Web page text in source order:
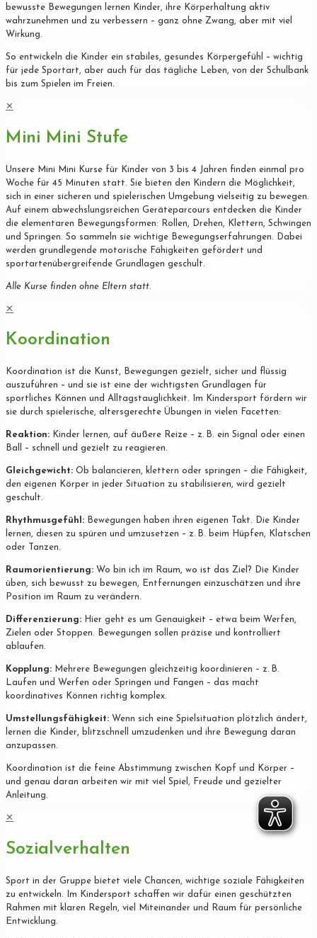
bewusste Bewegungen lernen Kinder, ihre Körperhaltung aktiv
wahrzunehmen und zu verbessern – ganz ohne Zwang, aber mit viel
Wirkung.
So entwickeln die Kinder ein stabiles, gesundes Körpergefühl – wichtig
für jede Sportart, aber auch für das tägliche Leben, von der Schulbank
bis zum Spielen im Freien.
✕
Mini Mini Stufe
Unsere Mini Mini Kurse für Kinder von 3 bis 4 Jahren finden einmal pro
Woche für 45 Minuten statt. Sie bieten den Kindern die Möglichkeit,
sich in einer sicheren und spielerischen Umgebung vielseitig zu bewegen.
Auf einem abwechslungsreichen Geräteparcours entdecken die Kinder
die elementaren Bewegungsformen: Rollen, Drehen, Klettern, Schwingen
und Springen. So sammeln sie wichtige Bewegungserfahrungen. Dabei
werden grundlegende motorische Fähigkeiten gefördert und
sportartenübergreifende Grundlagen geschult.
Alle Kurse finden ohne Eltern statt.
✕
Koordination
Koordination ist die Kunst, Bewegungen gezielt, sicher und flüssig
auszuführen – und sie ist eine der wichtigsten Grundlagen für
sportliches Können und Alltagstauglichkeit. Im Kindersport fördern wir
sie durch spielerische, altersgerechte Übungen in vielen Facetten:
Reaktion: Kinder lernen, auf äußere Reize – z. B. ein Signal oder einen
Ball – schnell und gezielt zu reagieren.
Gleichgewicht: Ob balancieren, klettern oder springen – die Fähigkeit,
den eigenen Körper in jeder Situation zu stabilisieren, wird gezielt
geschult.
Rhythmusgefühl: Bewegungen haben ihren eigenen Takt. Die Kinder
lernen, diesen zu spüren und umzusetzen – z. B. beim Hüpfen, Klatschen
oder Tanzen.
Raumorientierung: Wo bin ich im Raum, wo ist das Ziel? Die Kinder
üben, sich bewusst zu bewegen, Entfernungen einzuschätzen und ihre
Position im Raum zu verändern.
Differenzierung: Hier geht es um Genauigkeit – etwa beim Werfen,
Zielen oder Stoppen. Bewegungen sollen präzise und kontrolliert
ablaufen.
Kopplung: Mehrere Bewegungen gleichzeitig koordinieren – z. B.
Laufen und Werfen oder Springen und Fangen – das macht
koordinatives Können richtig komplex.
Umstellungsfähigkeit: Wenn sich eine Spielsituation plötzlich ändert,
lernen die Kinder, blitzschnell umzudenken und ihre Bewegung daran
anzupassen.
Koordination ist die feine Abstimmung zwischen Kopf und Körper –
und genau daran arbeiten wir mit viel Spiel, Freude und gezielter
Anleitung.
✕
Sozialverhalten
Sport in der Gruppe bietet viele Chancen, wichtige soziale Fähigkeiten
zu entwickeln. Im Kindersport schaffen wir dafür einen geschützten
Rahmen mit klaren Regeln, viel Miteinander und Raum für persönliche
Entwicklung.